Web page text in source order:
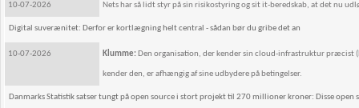
10-07-2026 Nets har så lidt styr på sin risikostyring og sit it-beredskab, at det nu
Digital suverænitet: Derfor er kortlægning helt central - sådan bør du gribe det an
10-07-2026 Klumme: Den organisation, der kender sin cloud-infrastruktur præcist
kender den, er afhængig af sine udbydere på betingelser.
Danmarks Statistik satser tungt på open source i stort projekt til 270 millioner kroner: Disse open